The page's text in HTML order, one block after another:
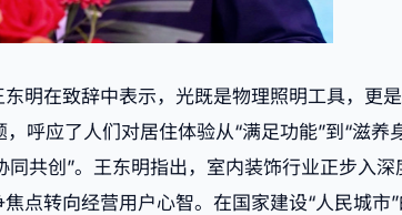
明在致辞中表示，光既是物理照明工具，更
呼应了人们对居住体验从“满足功能”到“滋养
同共创”。王东明指出，室内装饰行业正步入
点转向经营用户心智。在国家建设“人民城市